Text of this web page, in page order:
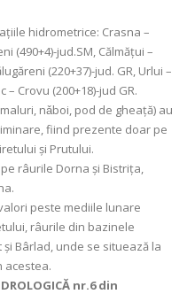
hidrometrice: Crasna –
(490+4)-jud.SM, Călmăţui –
(220+37)-jud. GR, Urlui –
– Crovu (200+18)-jud GR.
nǎboi, pod de gheaţă) au
fiind prezente doar pe
şi Prutului.
râurile Dorna şi Bistriţa,
peste mediile lunare
râurile din bazinele
Bârlad, unde se situează la
acestea.
nr.6 din